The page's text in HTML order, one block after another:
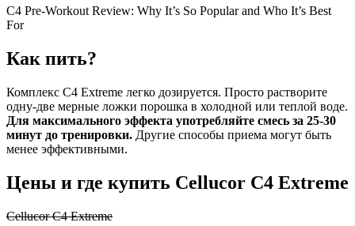
C4 Pre-Workout Review: Why It’s So Popular and Who It’s Best
For
Как пить?
Комплекс C4 Extreme легко дозируется. Просто растворите
одну-две мерные ложки порошка в холодной или теплой воде.
Для максимального эффекта употребляйте смесь за 25-30
минут до тренировки. Другие способы приема могут быть
менее эффективными.
Цены и где купить Cellucor C4 Extreme
Cellucor C4 Extreme